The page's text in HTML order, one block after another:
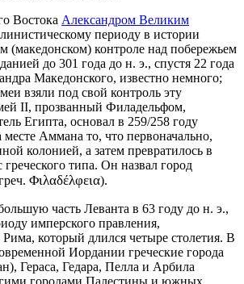
Востока Александром Великим
периоду в истории
(македонском) контроле над побережьем
до 301 года до н. э., спустя 22 года
Македонского, известно немного;
взяли под свой контроль эту
II, прозванный Филадельфом,
Египта, основал в 259/258 году
месте Аммана то, что первоначально,
колонией, а затем превратилось в
типа. Он назвал город
Φιλαδέλφεια).
часть Леванта в 63 году до н. э.,
имперского правления,
Рима, который длился четыре столетия. В
Иордании греческие города
Гераса, Гедара, Пелла и Арбила
городами Палестины и южных